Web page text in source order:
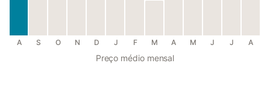
A S O N D J F M A M J J A
Preço médio mensal